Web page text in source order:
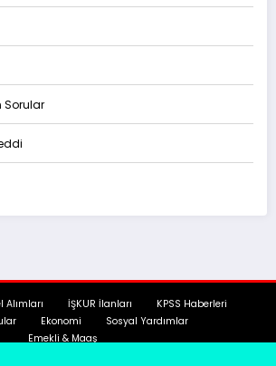
Sorular
Alımları İŞKUR İlanları
KPSS Haberleri
Ekonomi
Sosyal Yardımlar
Emekli & Maaş